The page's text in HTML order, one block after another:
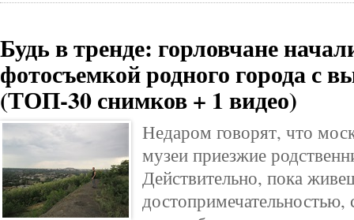
Будь в тренде: горловчане
фотосъемкой родного города с
(ТОП-30 снимков + 1 видео)
Недаром говорят, что
музеи приезжие
Действительно, пока